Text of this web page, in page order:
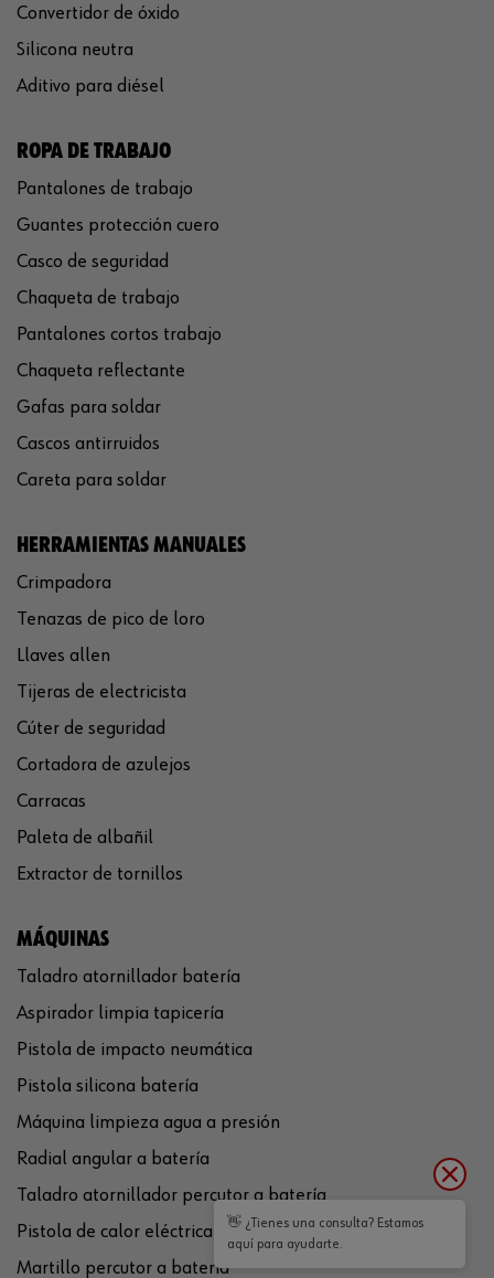
Convertidor de óxido
Silicona neutra
Aditivo para diésel
ROPA DE TRABAJO
Pantalones de trabajo
Guantes protección cuero
Casco de seguridad
Chaqueta de trabajo
Pantalones cortos trabajo
Chaqueta reflectante
Gafas para soldar
Cascos antirruidos
Careta para soldar
HERRAMIENTAS MANUALES
Crimpadora
Tenazas de pico de loro
Llaves allen
Tijeras de electricista
Cúter de seguridad
Cortadora de azulejos
Carracas
Paleta de albañil
Extractor de tornillos
MÁQUINAS
Taladro atornillador batería
Aspirador limpia tapicería
Pistola de impacto neumática
Pistola silicona batería
Máquina limpieza agua a presión
Radial angular a batería
Taladro atornillador percutor a batería
Pistola de calor eléctrica
Martillo percutor a batería
👋 ¿Tienes una consulta? Estamos
aquí para ayudarte.